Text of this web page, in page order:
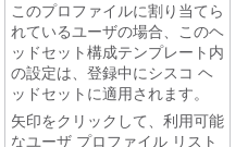
このプロファイルに割り当てら
れているユーザの場合、このヘ
ッドセット構成テンプレート内
の設定は、登録中にシスコ ヘ
ッドセットに適用されます。
矢印をクリックして、利用可能
なユーザ プロファイル リスト